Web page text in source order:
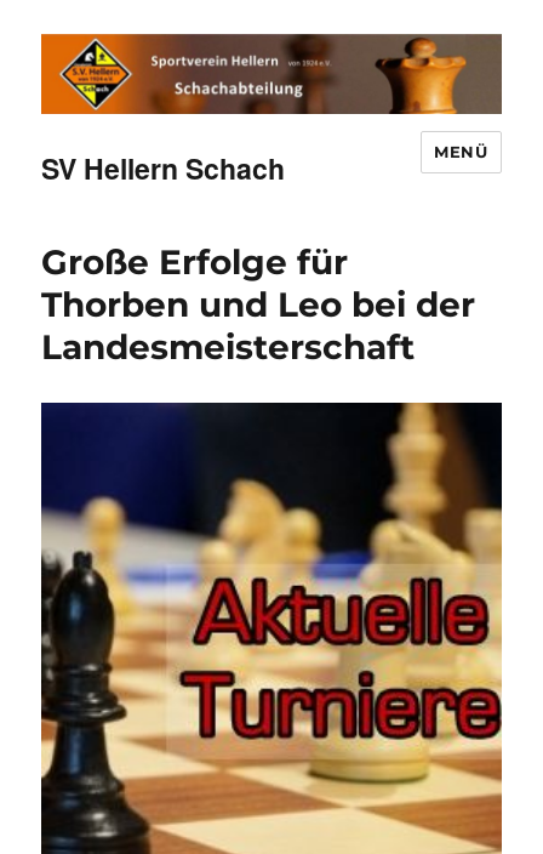
SV Hellern Schach MENÜ
Große Erfolge für
Thorben und Leo bei der
Landesmeisterschaft